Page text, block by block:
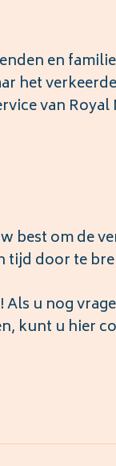
en
het
van
best om de
door te
u nog
kunt u hier